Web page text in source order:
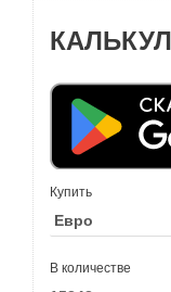
Купить
В количестве